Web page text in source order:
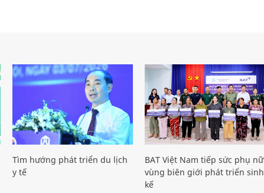
Tìm hướng phát triển du lịch
y tế
BAT Việt Nam tiếp sức phụ nữ
vùng biên giới phát triển sinh
kế